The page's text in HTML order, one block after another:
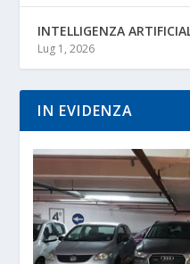
INTELLIGENZA
Lug 1, 2026
IN EVIDENZA